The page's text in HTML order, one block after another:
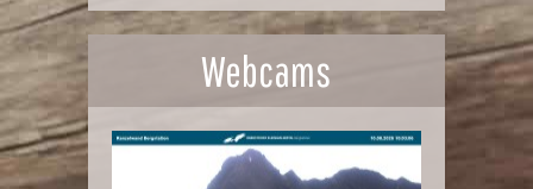
Webcams